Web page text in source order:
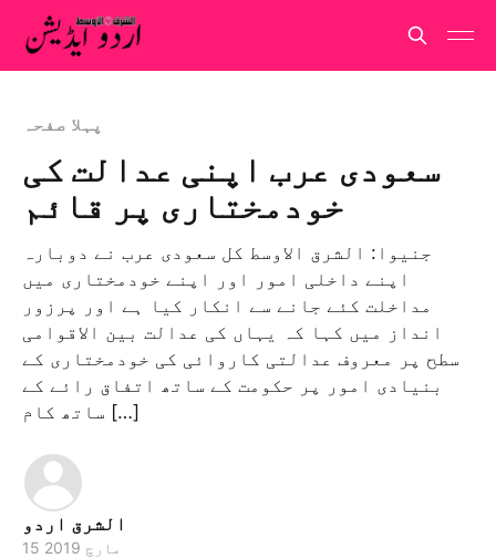
پہلا صفحہ
سعودی عرب اپنی عدالت کی
خودمختاری پر قائم
جنیوا: الشرق الاوسط کل سعودی عرب نے دوبارہ
اپنے داخلی امور اور اپنے خودمختاری میں
مداخلت کئے جانے سے انکار کیا ہے اور پرزور
انداز میں کہا کہ یہاں کی عدالت بین الاقوامی
سطح پر معروف عدالتی کاروائی کی خودمختاری کے
بنیادی امور پر حکومت کے ساتھ اتفاق رائے کے
ساتھ کام […]
الشرق اردو
15 مارچ 2019